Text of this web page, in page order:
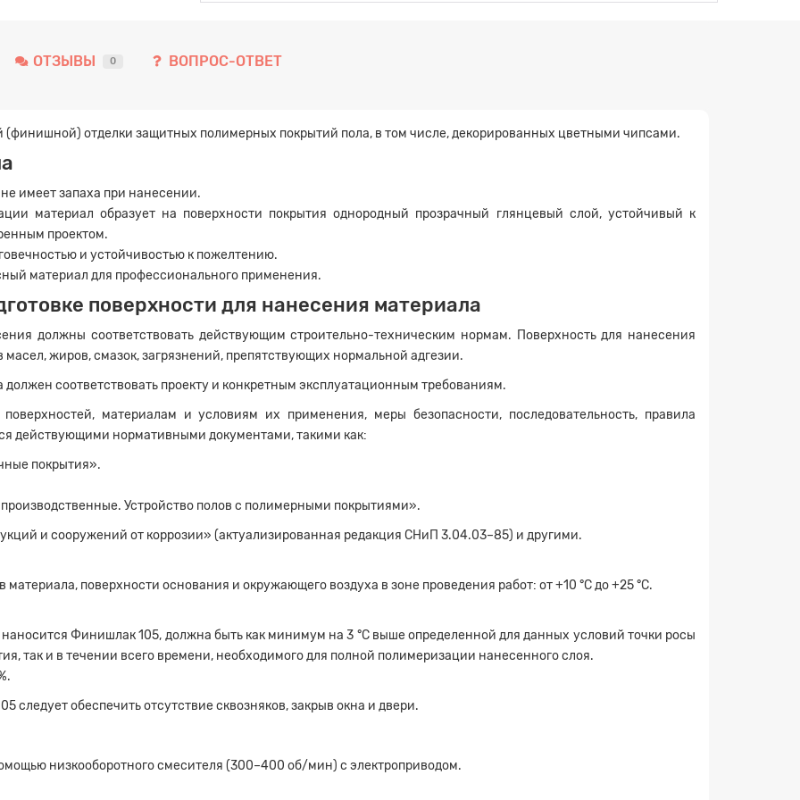
ОТЗЫВЫ 0 ВОПРОС-ОТВЕТ
(финишной) отделки защитных полимерных покрытий пола, в том числе, декорированных цветными чипсами.
имеет запаха при нанесении.
материал образует на поверхности покрытия однородный прозрачный глянцевый слой, устойчивый к
проектом.
и устойчивостью к пожелтению.
материал для профессионального применения.
поверхности для нанесения материала
должны соответствовать действующим строительно-техническим нормам. Поверхность для нанесения
жиров, смазок, загрязнений, препятствующих нормальной адгезии.
соответствовать проекту и конкретным эксплуатационным требованиям.
материалам и условиям их применения, меры безопасности, последовательность, правила
действующими нормативными документами, такими как:
покрытия».
Устройство полов с полимерными покрытиями».
и сооружений от коррозии» (актуализированная редакция СНиП 3.04.03–85) и другими.
поверхности основания и окружающего воздуха в зоне проведения работ: от +10 °C до +25 °С.
Финишлак 105, должна быть как минимум на 3 °С выше определенной для данных условий точки росы
так и в течении всего времени, необходимого для полной полимеризации нанесенного слоя.
обеспечить отсутствие сквозняков, закрыв окна и двери.
низкооборотного смесителя (300–400 об/мин) с электроприводом.